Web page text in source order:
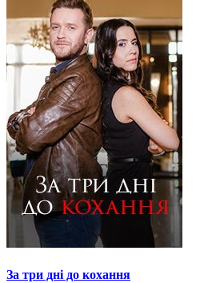
За три дні до кохання